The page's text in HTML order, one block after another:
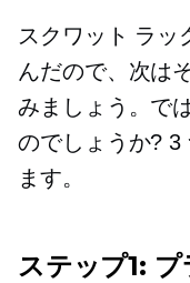
スクワット ラッ
んだので、次は
みましょう。で
のでしょうか? 3
ます。
ステップ1: